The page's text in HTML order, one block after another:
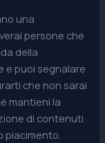
una
persone che
della
e puoi segnalare
che non sarai
mantieni la
di contenuti
piacimento.